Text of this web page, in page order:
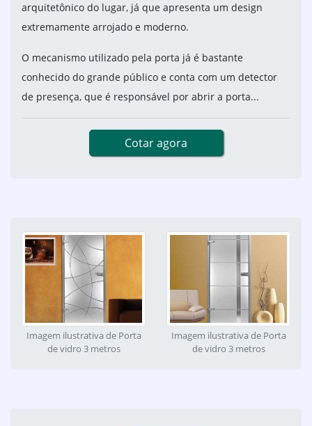
arquitetônico do lugar, já que apresenta um design
extremamente arrojado e moderno.
O mecanismo utilizado pela porta já é bastante
conhecido do grande público e conta com um detector
de presença, que é responsável por abrir a porta...
Cotar agora
Imagem ilustrativa de Porta
de vidro 3 metros
Imagem ilustrativa de Porta
de vidro 3 metros